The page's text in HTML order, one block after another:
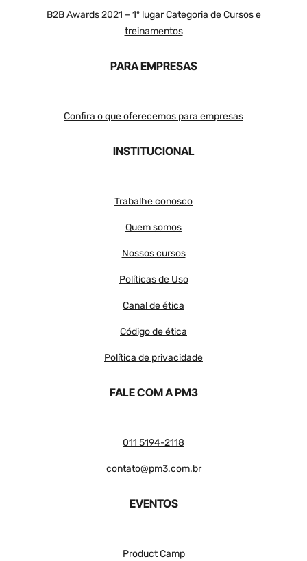
B2B Awards 2021 – 1º lugar Categoria de Cursos e
treinamentos
PARA EMPRESAS
Confira o que oferecemos para empresas
INSTITUCIONAL
Trabalhe conosco
Quem somos
Nossos cursos
Políticas de Uso
Canal de ética
Código de ética
Política de privacidade
FALE COM A PM3
011 5194-2118
contato@pm3.com.br
EVENTOS
Product Camp